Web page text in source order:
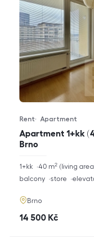
Apartment 1+kk
Brno
Offer type
Rent
Property type
Apartment
rozměry
1+kk living area
40 m2
funkce
balcony store
adresa
Brno
cena
14 500 Kč